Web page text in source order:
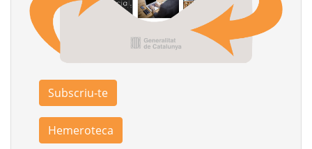
Subscriu-te
Hemeroteca